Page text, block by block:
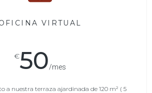
VIRTUAL
€50/mes
a nuestra terraza ajardinada de 120 m² ( 5